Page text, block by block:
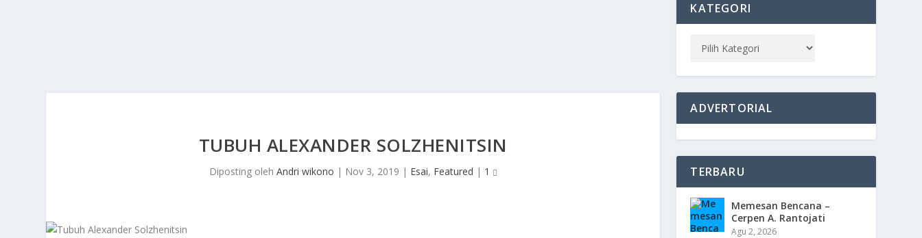
TUBUH ALEXANDER SOLZHENITSIN
Diposting oleh Andri wikono | Nov 3, 2019 | Esai, Featured | 1
KATEGORI
ADVERTORIAL
TERBARU
Memesan Bencana –
Cerpen A. Rantojati
Agu 2, 2026